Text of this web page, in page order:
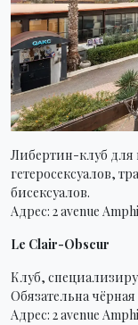
Либертин-клуб для
гетеросексуалов,
бисексуалов.
Адрес: 2 avenue
Le Clair-Obscur
Клуб,
Обязательна
Адрес: 2 avenue